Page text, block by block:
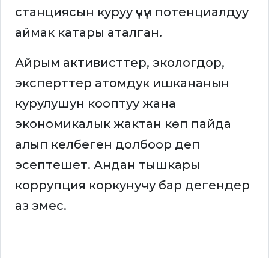
станциясын куруу үчүн потенциалдуу
аймак катары аталган.
Айрым активисттер, экологдор,
эксперттер атомдук ишкананын
курулушун кооптуу жана
экономикалык жактан көп пайда
алып келбеген долбоор деп
эсептешет. Андан тышкары
коррупция коркунучу бар дегендер
аз эмес.